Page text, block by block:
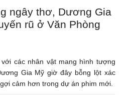
ngây thơ, Dương Gia
rũ ở Văn Phòng
các nhân vật mang hình tượng
Gia Mỹ giờ đây bỗng lột xác
cảm hơn trong dự án phim mới.